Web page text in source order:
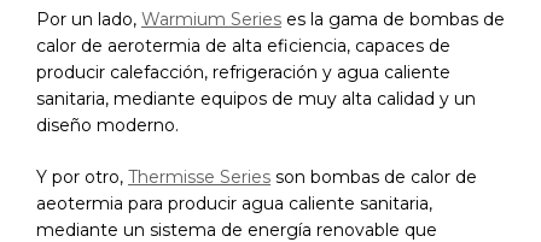
Por un lado, Warmium Series es la gama de bombas de
calor de aerotermia de alta eficiencia, capaces de
producir calefacción, refrigeración y agua caliente
sanitaria, mediante equipos de muy alta calidad y un
diseño moderno.
Y por otro, Thermisse Series son bombas de calor de
aeotermia para producir agua caliente sanitaria,
mediante un sistema de energía renovable que